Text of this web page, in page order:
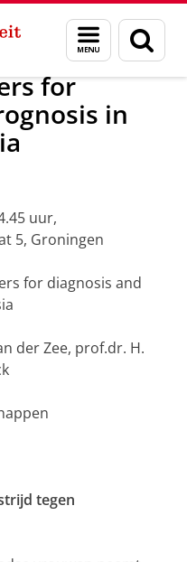
Menu
en
zoeken
Nieuwsberichten
for
in
uur,
5, Groningen
for diagnosis and
der Zee, prof.dr. H.
tegen